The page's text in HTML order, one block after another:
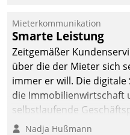
Mieterkommunikation
Smarte Leistung
Zeitgemäßer
über die der Mieter sich
immer er will. Die
die Immobilienwirtschaft
selbstlaufende
Kunde und smart der
Nadja Hußmann